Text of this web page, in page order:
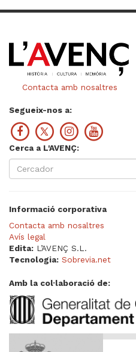
Contacta amb nosaltres
Segueix-nos a:
Cerca a L'AVENÇ:
Informació corporativa
Contacta amb nosaltres
Avís legal
Edita: L’AVENÇ S.L.
Tecnologia: Sobrevia.net
Amb la col·laboració de: